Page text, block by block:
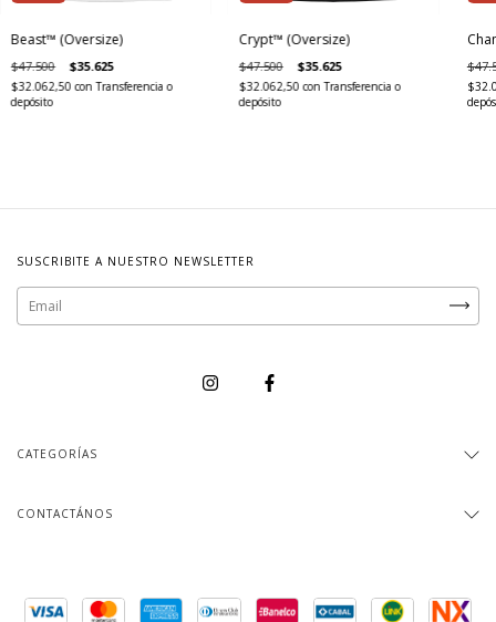
Beast™ (Oversize)
$47.500 $35.625
$32.062,50con Transferencia o
depósito
Crypt™ (Oversize)
$47.500 $35.625
$32.062,50con Transferencia o
depósito
SUSCRIBITE A NUESTRO NEWSLETTER
CATEGORÍAS
CONTACTÁNOS